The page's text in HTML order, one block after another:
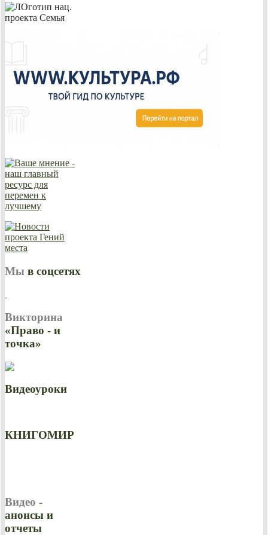
Мы в соцсетях
Викторина
«Право - и
точка»
Видеоуроки
КНИГОМИР
Видео -
анонсы и
отчеты